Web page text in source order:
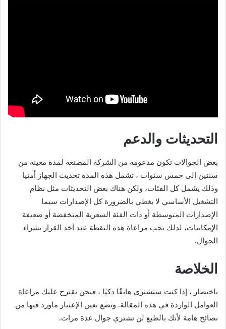
التحديثات والدعم
بعض الجوالات تكون مدعومة من الشركة المصنعة لمدة معينة من
سنتين إلى خمس سنوات ، تشمل هذه المدة تحديث الجهاز أمنيا
وذلك يشمل كل الفئات، ولكن هناك بعض التحديثات مثل نظام
التشغيل الأساسي لا يغطي بالضرورة كل الإصدارات سيما
الإصدارات المتوسطة أو ذات الفئة السعرية المنخفضة أو ضعيفة
الإمكانيات، لذلك يجب مراعاة هذه النقطة عند أخذ القرار بشراء
الجوال.
الخلاصة
باختصار ، إذا كنت ستشتري هاتفًا ذكيًا ، فنحن نقترح عليك مراعاة
العوامل الواردة في هذه المقالة. وتضع بعين الإعتبار ماورد فيها من
نصائح هامة لأنك بالطبع لن تشتري جوال عدة مرات.